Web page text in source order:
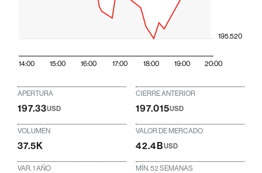
14:00 15:00 16:00 17:00 18:00 19:00 20:00
195.520
APERTURA
197.33USD
CIERRE ANTERIOR
197.015USD
VOLUMEN
37.5K
VALOR DE MERCADO
42.4BUSD
VAR. 1 AÑO MÍN. 52 SEMANAS